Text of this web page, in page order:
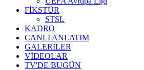
FİKSTÜR
STSL
KADRO
CANLI ANLATIM
GALERİLER
VİDEOLAR
TV'DE BUGÜN